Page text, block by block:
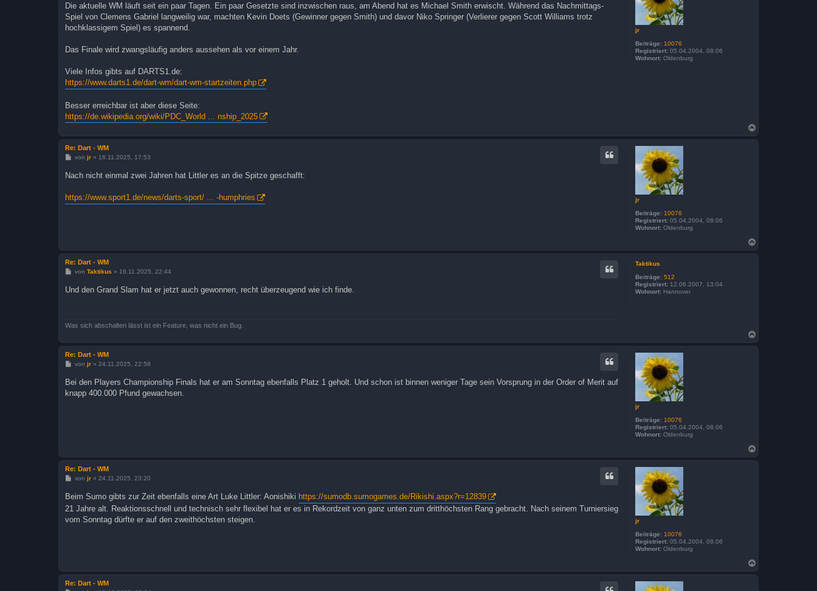
jr
Beiträge: 10076
Registriert: 05.04.2004, 08:06
Wohnort: Oldenburg
t
r
g
Die aktuelle WM läuft seit ein paar Tagen. Ein paar Gesetzte sind inzwischen raus, am Abend hat es Michael Smith erwischt. Während das Nachmittags-
Spiel von Clemens Gabriel langweilig war, machten Kevin Doets (Gewinner gegen Smith) und davor Niko Springer (Verlierer gegen Scott Williams trotz
hochklassigem Spiel) es spannend.
Das Finale wird zwangsläufig anders aussehen als vor einem Jahr.
Viele Infos gibts auf DARTS1.de:
https://www.darts1.de/dart-wm/dart-wm-startzeiten.php
Besser erreichbar ist aber diese Seite:
https://de.wikipedia.org/wiki/PDC_World ... nship_2025
a
c
jr
Beiträge: 10076
Registriert: 05.04.2004, 08:06
Wohnort: Oldenburg
Re: Dart - WM
B
t
a
g
von jr» 16.11.2025, 17:53
Nach nicht einmal zwei Jahren hat Littler es an die Spitze geschafft:
https://www.sport1.de/news/darts-sport/ ... -humphries
a
c
Taktikus
Beiträge: 512
Registriert: 12.06.2007, 13:04
Wohnort: Hannover
Re: Dart - WM
B
t
von Taktikus » 16.11.2025, 22:44
Und den Grand Slam hat er jetzt auch gewonnen, recht überzeugend wie ich finde.
Was sich abschalten lässt ist ein Feature, was nicht ein Bug.
a
c
jr
Beiträge: 10076
Registriert: 05.04.2004, 08:06
Wohnort: Oldenburg
Re: Dart - WM
B
t
r
von jr» 24.11.2025, 22:58
Bei den Players Championship Finals hat er am Sonntag ebenfalls Platz 1 geholt. Und schon ist binnen weniger Tage sein Vorsprung in der Order of Merit auf
knapp 400.000 Pfund gewachsen.
a
c
jr
Beiträge: 10076
Registriert: 05.04.2004, 08:06
Wohnort: Oldenburg
Re: Dart - WM
B
t
r
g
von jr» 24.11.2025, 23:20
Beim Sumo gibts zur Zeit ebenfalls eine Art Luke Littler: Aonishiki https://sumodb.sumogames.de/Rikishi.aspx?r=12839
21 Jahre alt. Reaktionsschnell und technisch sehr flexibel hat er es in Rekordzeit von ganz unten zum dritthöchsten Rang gebracht. Nach seinem Turniersieg
vom Sonntag dürfte er auf den zweithöchsten steigen.
a
c
Re: Dart - WM